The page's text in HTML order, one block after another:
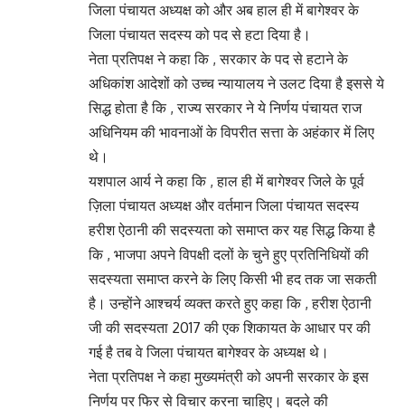
जिला पंचायत अध्यक्ष को और अब हाल ही में बागेश्वर के
जिला पंचायत सदस्य को पद से हटा दिया है।
नेता प्रतिपक्ष ने कहा कि , सरकार के पद से हटाने के
अधिकांश आदेशों को उच्च न्यायालय ने उलट दिया है इससे ये
सिद्ध होता है कि , राज्य सरकार ने ये निर्णय पंचायत राज
अधिनियम की भावनाओं के विपरीत सत्ता के अहंकार में लिए
थे।
यशपाल आर्य ने कहा कि , हाल ही में बागेश्वर जिले के पूर्व
ज़िला पंचायत अध्यक्ष और वर्तमान जिला पंचायत सदस्य
हरीश ऐठानी की सदस्यता को समाप्त कर यह सिद्ध किया है
कि , भाजपा अपने विपक्षी दलों के चुने हुए प्रतिनिधियों की
सदस्यता समाप्त करने के लिए किसी भी हद तक जा सकती
है। उन्होंने आश्चर्य व्यक्त करते हुए कहा कि , हरीश ऐठानी
जी की सदस्यता 2017 की एक शिकायत के आधार पर की
गई है तब वे जिला पंचायत बागेश्वर के अध्यक्ष थे।
नेता प्रतिपक्ष ने कहा मुख्यमंत्री को अपनी सरकार के इस
निर्णय पर फिर से विचार करना चाहिए। बदले की